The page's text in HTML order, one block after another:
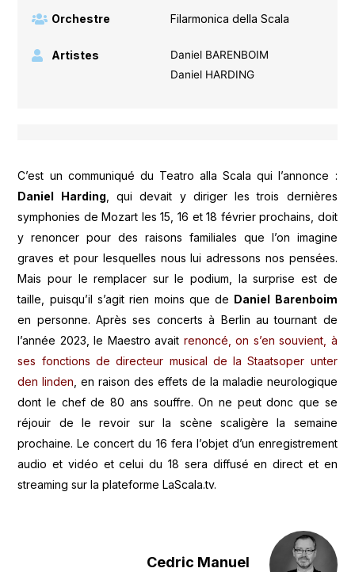
Orchestre Filarmonica della Scala
Artistes
Daniel BARENBOIM
Daniel HARDING
C’est un communiqué du Teatro alla Scala qui l’annonce :
Daniel Harding, qui devait y diriger les trois dernières
symphonies de Mozart les 15, 16 et 18 février prochains, doit
y renoncer pour des raisons familiales que l’on imagine
graves et pour lesquelles nous lui adressons nos pensées.
Mais pour le remplacer sur le podium, la surprise est de
taille, puisqu’il s’agit rien moins que de Daniel Barenboim
en personne. Après ses concerts à Berlin au tournant de
l’année 2023, le Maestro avait renoncé, on s’en souvient, à
ses fonctions de directeur musical de la Staatsoper unter
den linden, en raison des effets de la maladie neurologique
dont le chef de 80 ans souffre. On ne peut donc que se
réjouir de le revoir sur la scène scaligère la semaine
prochaine. Le concert du 16 fera l’objet d’un enregistrement
audio et vidéo et celui du 18 sera diffusé en direct et en
streaming sur la plateforme LaScala.tv.
Cedric Manuel